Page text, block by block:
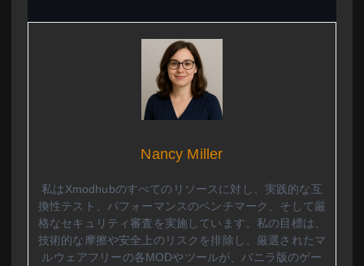
Nancy Miller
私はXmodhubのすべてのリソースに対し、実践的な互
換性テスト、パフォーマンスのベンチマーク、そして厳
格なセキュリティ審査を実施しています。私の目標は、
技術的な摩擦や安全上のリスクを排除し、厳選されたマ
ルウェアフリーの各MODやツールが、バニラ版のゲー